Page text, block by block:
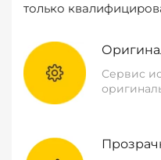
только
Сервис